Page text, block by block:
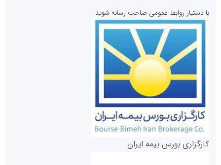
روابط عمومی خبرگزاری گزارش خبر
با دستیار روابط عمومی صاحب رسانه شوید
کارگزاری بورس بیمه ایران